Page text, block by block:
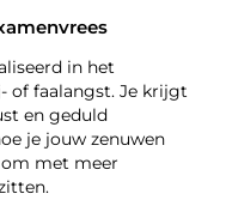
in het
of faalangst. Je krijgt
en geduld
je jouw zenuwen
met meer